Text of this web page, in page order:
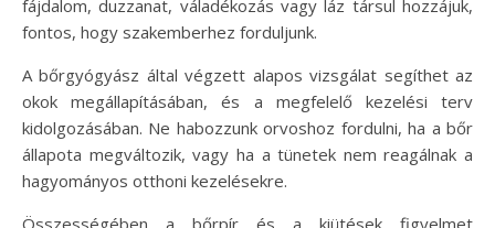
fájdalom, duzzanat, váladékozás vagy láz társul hozzájuk,
fontos, hogy szakemberhez forduljunk.
A bőrgyógyász által végzett alapos vizsgálat segíthet az
okok megállapításában, és a megfelelő kezelési terv
kidolgozásában. Ne habozzunk orvoshoz fordulni, ha a bőr
állapota megváltozik, vagy ha a tünetek nem reagálnak a
hagyományos otthoni kezelésekre.
Összességében a bőrpír és a kiütések figyelmet